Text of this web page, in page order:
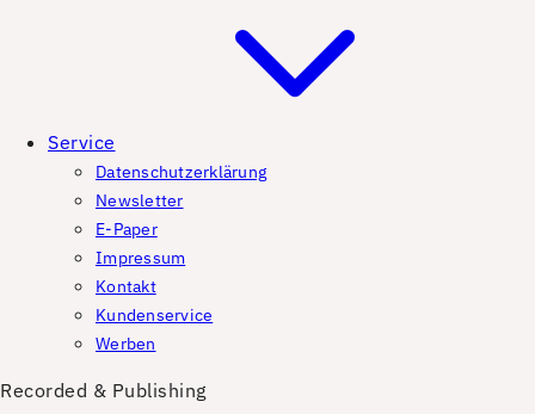
Service
Datenschutzerklärung
Newsletter
E-Paper
Impressum
Kontakt
Kundenservice
Werben
Recorded & Publishing